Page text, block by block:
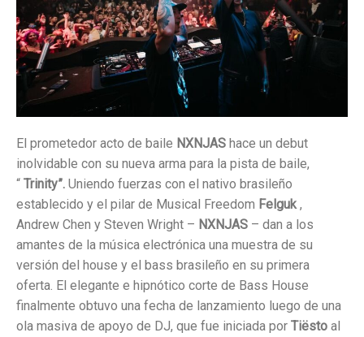
El prometedor acto de baile NXNJAS hace un debut
inolvidable con su nueva arma para la pista de baile,
“ Trinity”. Uniendo fuerzas con el nativo brasileño
establecido y el pilar de Musical Freedom Felguk,
Andrew Chen y Steven Wright – NXNJAS – dan a los
amantes de la música electrónica una muestra de su
versión del house y el bass brasileño en su primera
oferta. El elegante e hipnótico corte de Bass House
finalmente obtuvo una fecha de lanzamiento luego de una
ola masiva de apoyo de DJ, que fue iniciada por Tiësto al